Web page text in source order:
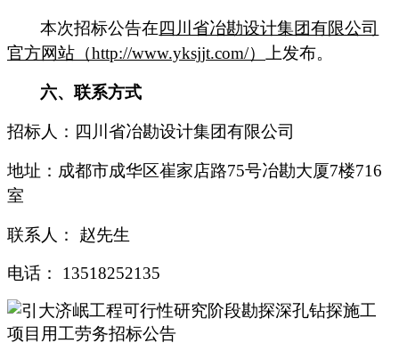
本次招标公告在四川省冶勘设计集团有限公司
官方网站（http://www.yksjjt.com/） 上发布。
六、联系方式
招标人：四川省冶勘设计集团有限公司
地址：成都市成华区崔家店路75号冶勘大厦7楼716
室
联系人： 赵先生
电话： 13518252135